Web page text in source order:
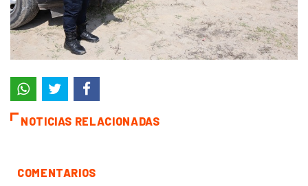
NOTICIAS RELACIONADAS
COMENTARIOS